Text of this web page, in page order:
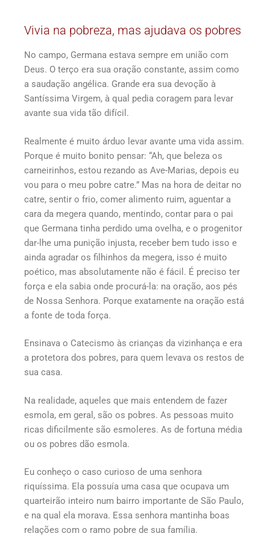
Vivia na pobreza, mas ajudava os pobres
No campo, Germana estava sempre em união com
Deus. O terço era sua oração constante, assim como
a saudação angélica. Grande era sua devoção à
Santíssima Virgem, à qual pedia coragem para levar
avante sua vida tão difícil.
Realmente é muito árduo levar avante uma vida assim.
Porque é muito bonito pensar: “Ah, que beleza os
carneirinhos, estou rezando as Ave-Marias, depois eu
vou para o meu pobre catre.” Mas na hora de deitar no
catre, sentir o frio, comer alimento ruim, aguentar a
cara da megera quando, mentindo, contar para o pai
que Germana tinha perdido uma ovelha, e o progenitor
dar-lhe uma punição injusta, receber bem tudo isso e
ainda agradar os filhinhos da megera, isso é muito
poético, mas absolutamente não é fácil. É preciso ter
força e ela sabia onde procurá-la: na oração, aos pés
de Nossa Senhora. Porque exatamente na oração está
a fonte de toda força.
Ensinava o Catecismo às crianças da vizinhança e era
a protetora dos pobres, para quem levava os restos de
sua casa.
Na realidade, aqueles que mais entendem de fazer
esmola, em geral, são os pobres. As pessoas muito
ricas dificilmente são esmoleres. As de fortuna média
ou os pobres dão esmola.
Eu conheço o caso curioso de uma senhora
riquíssima. Ela possuía uma casa que ocupava um
quarteirão inteiro num bairro importante de São Paulo,
e na qual ela morava. Essa senhora mantinha boas
relações com o ramo pobre de sua família.